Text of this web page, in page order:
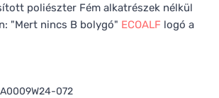
poliészter Fém alkatrészek nélkül
"Mert nincs B bolygó" ECOALF logó a
072